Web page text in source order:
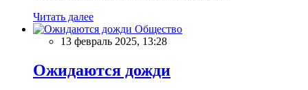
Читать далее
Общество
13 февраль 2025, 13:28
Ожидаются дожди